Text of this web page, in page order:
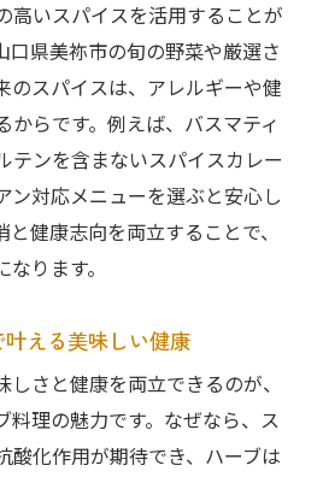
高いスパイスを活用することが
口県美祢市の旬の野菜や厳選さ
のスパイスは、アレルギーや健
らです。例えば、バスマティ
テンを含まないスパイスカレー
ン対応メニューを選ぶと安心し
健康志向を両立することで、
ります。
える美味しい健康
さと健康を両立できるのが、
料理の魅力です。なぜなら、ス
酸化作用が期待でき、ハーブは